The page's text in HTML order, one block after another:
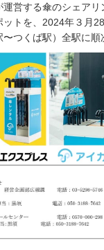
営する傘のシェアリ
ットを、2024年３月
つくば駅）全駅に順